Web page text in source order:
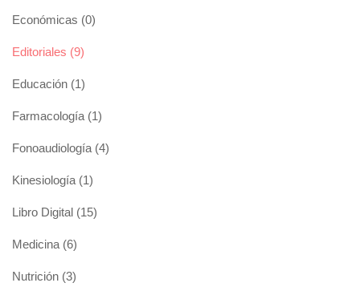
Económicas (0)
Editoriales (9)
Educación (1)
Farmacología (1)
Fonoaudiología (4)
Kinesiología (1)
Libro Digital (15)
Medicina (6)
Nutrición (3)